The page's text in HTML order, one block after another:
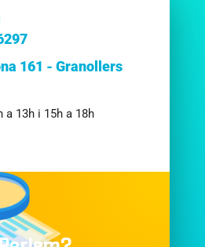
161 - Granollers
a 13h i 15h a 18h